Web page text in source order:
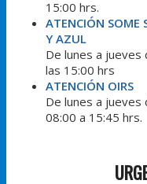
15:00 hrs.
ATENCIÓN SOME
Y AZUL
De lunes a jueves
las 15:00 hrs
ATENCIÓN OIRS
De lunes a jueves
08:00 a 15:45 hrs.